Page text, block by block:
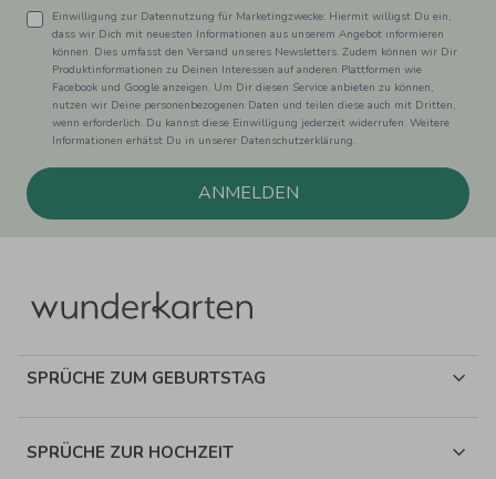
Einwilligung zur Datennutzung für Marketingzwecke: Hiermit willigst Du ein,
dass wir Dich mit neuesten Informationen aus unserem Angebot informieren
können. Dies umfasst den Versand unseres Newsletters. Zudem können wir Dir
Produktinformationen zu Deinen Interessen auf anderen Plattformen wie
Facebook und Google anzeigen. Um Dir diesen Service anbieten zu können,
nutzen wir Deine personenbezogenen Daten und teilen diese auch mit Dritten,
wenn erforderlich. Du kannst diese Einwilligung jederzeit widerrufen. Weitere
Informationen erhätst Du in unserer Datenschutzerklärung.
ANMELDEN
SPRÜCHE ZUM GEBURTSTAG
SPRÜCHE ZUR HOCHZEIT